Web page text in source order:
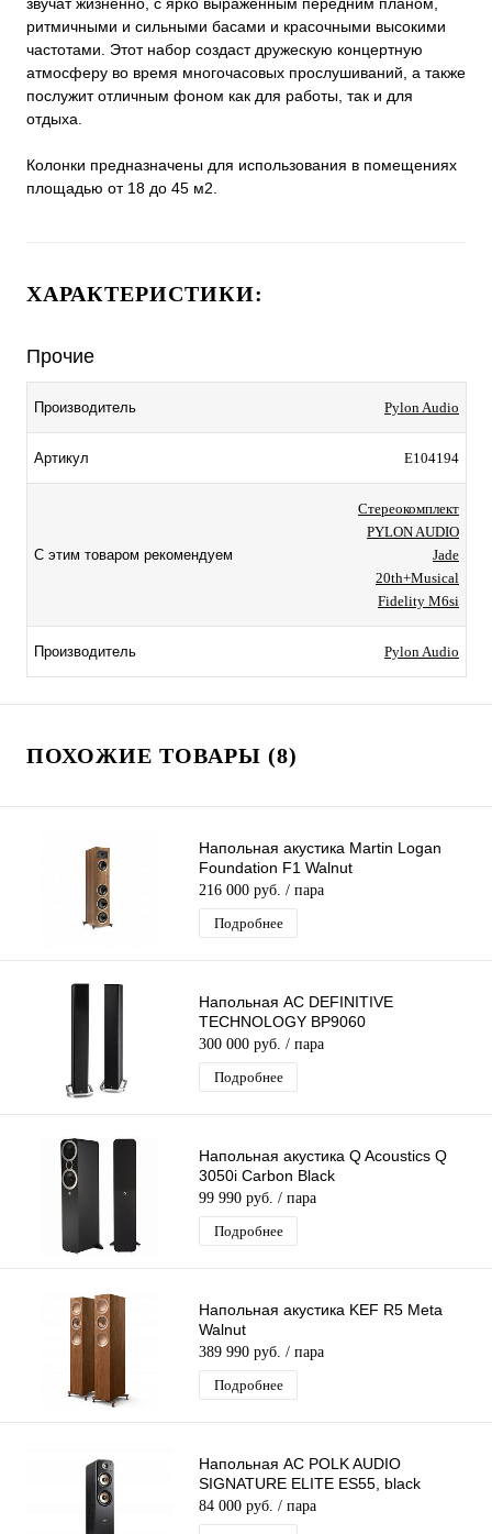
ритмичными и сильными басами и красочными высокими
частотами. Этот набор создаст дружескую концертную
атмосферу во время многочасовых прослушиваний, а также
послужит отличным фоном как для работы, так и для
отдыха.
Колонки предназначены для использования в помещениях
площадью от 18 до 45 м2.
ХАРАКТЕРИСТИКИ:
Прочие
Производитель Pylon Audio
Артикул E104194
С этим товаром рекомендуем
Стереокомплект
PYLON AUDIO
Jade
20th+Musical
Fidelity M6si
Производитель Pylon Audio
ПОХОЖИЕ ТОВАРЫ (8)
Напольная акустика Martin Logan
Foundation F1 Walnut
216 000 руб. / пара
Подробнее
Напольная АС DEFINITIVE
TECHNOLOGY BP9060
300 000 руб. / пара
Подробнее
Напольная акустика Q Acoustics Q
3050i Carbon Black
99 990 руб. / пара
Подробнее
Напольная акустика KEF R5 Meta
Walnut
389 990 руб. / пара
Подробнее
Напольная АС POLK AUDIO
SIGNATURE ELITE ES55, black
84 000 руб. / пара